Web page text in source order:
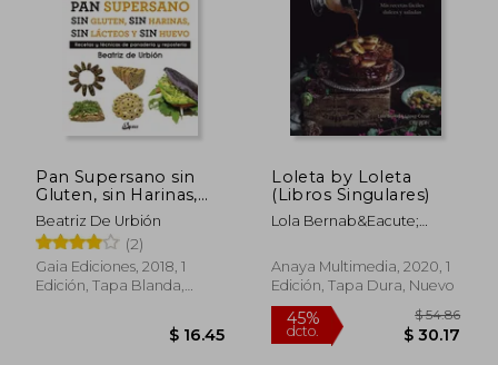
45%
Pan Supersano sin
Gluten, sin Harinas,
sin Lácteos y sin
Huevo: Recetas y
Técnicas de Panadería
y Repostería
(Nutrición y Salud)
Beatriz De Urbión
(2)
Gaia Ediciones, 2018, 1
Edición, Tapa Blanda,
Loleta by Loleta
(Libros Singulares)
Lola Bernab&Eacute;
C&Oacute;Zar
Anaya Multimedia, 2020, 1
Edición, Tapa Dura, Nuevo